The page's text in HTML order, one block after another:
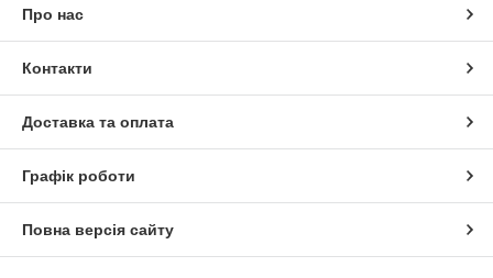
Про нас
Контакти
Доставка та оплата
Графік роботи
Повна версія сайту